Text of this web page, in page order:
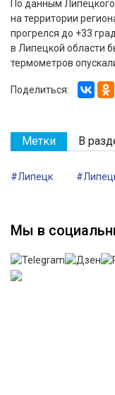
По данным
на территории
прогрелся до +33
в Липецкой области
термометров
Поделиться:
Метки В
#Липецк
Мы в